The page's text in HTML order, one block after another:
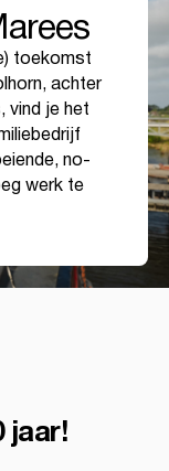
toekomst
achter
vind je het
no-
werk te
jaar!